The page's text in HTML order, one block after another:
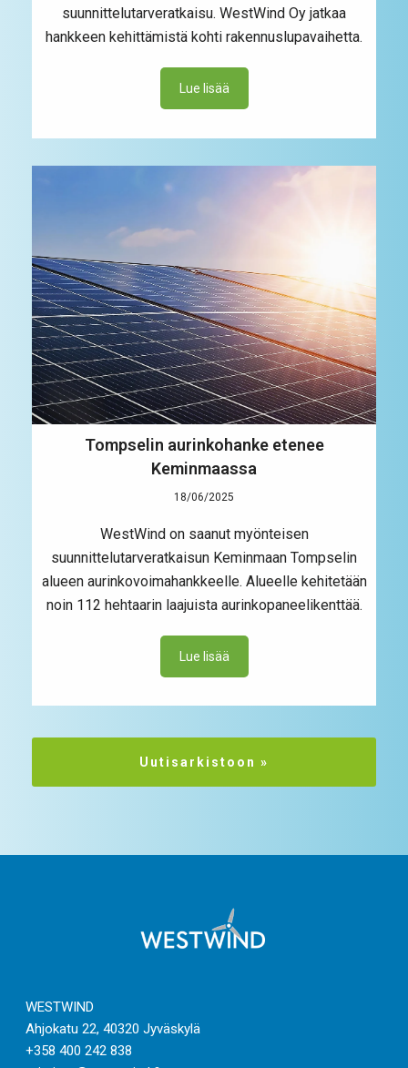
suunnittelutarveratkaisu. WestWind Oy jatkaa
hankkeen kehittämistä kohti rakennuslupavaihetta.
Lue lisää
Tompselin aurinkohanke etenee
Keminmaassa
18/06/2025
WestWind on saanut myönteisen
suunnittelutarveratkaisun Keminmaan Tompselin
alueen aurinkovoimahankkeelle. Alueelle kehitetään
noin 112 hehtaarin laajuista aurinkopaneelikenttää.
Lue lisää
Uutisarkistoon »
WESTWIND
Ahjokatu 22, 40320 Jyväskylä
+358 400 242 838